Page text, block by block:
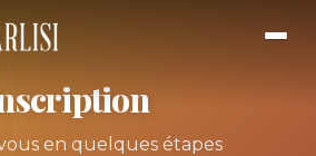
en quelques étapes